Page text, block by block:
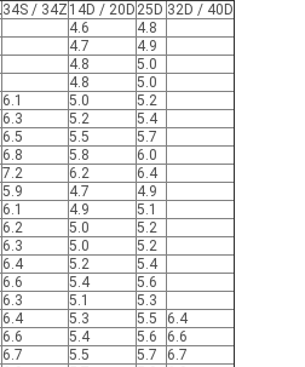
34S / 34Z 14D / 20D 25D 32D / 40D
4.6
4.8
4.7
4.9
4.8
5.0
4.8
5.0
6.1 5.0
5.2
6.3 5.2
5.4
6.5 5.5
5.7
6.8 5.8
6.0
7.2 6.2
6.4
5.9 4.7
4.9
6.1 4.9
5.1
6.2 5.0
5.2
6.3 5.0
5.2
6.4 5.2
5.4
6.6 5.4
5.6
6.3 5.1
5.3
6.4 5.3 5.5
6.4
6.6 5.4 5.6
6.6
6.7 5.5 5.7
6.7